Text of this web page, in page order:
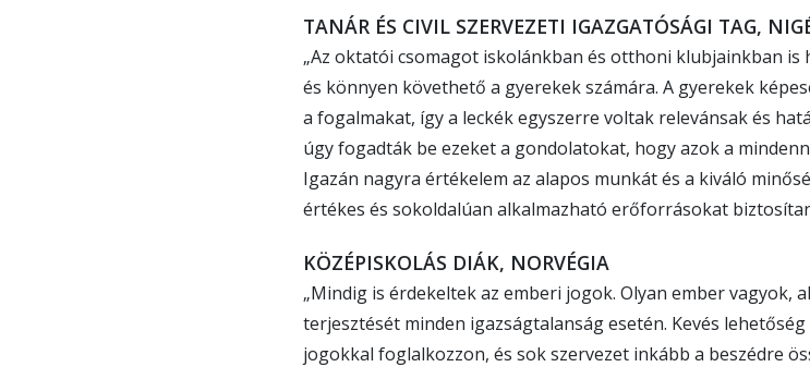
TANÁR ÉS CIVIL SZERVEZETI IGAZGATÓSÁGI TAG,
„Az oktatói csomagot iskolánkban és otthoni klubjainkban
és könnyen követhető a gyerekek számára. A gyerekek
a fogalmakat, így a leckék egyszerre voltak relevánsak és
úgy fogadták be ezeket a gondolatokat, hogy azok a
Igazán nagyra értékelem az alapos munkát és a kiváló
értékes és sokoldalúan alkalmazható erőforrásokat
KÖZÉPISKOLÁS DIÁK, NORVÉGIA
„Mindig is érdekeltek az emberi jogok. Olyan ember vagyok,
terjesztését minden igazságtalanság esetén. Kevés
jogokkal foglalkozzon, és sok szervezet inkább a beszédre